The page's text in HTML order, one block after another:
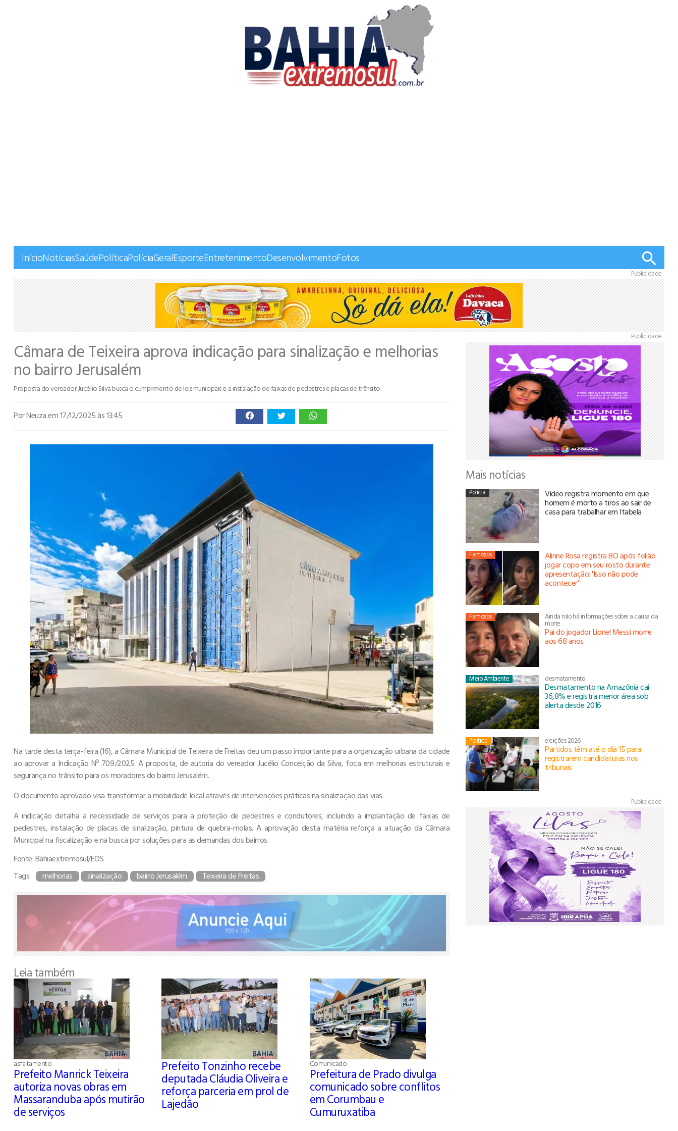
InícioNotíciasSaúdePolíticaPolíciaGeralEsporteEntretenimentoDesenvolvimentoFotos
Publicidade
Câmara de Teixeira aprova indicação para sinalização e melhorias
no bairro Jerusalém
Proposta do vereador Jucélio Silva busca o cumprimento de leis municipais e a instalação de faixas de pedestres e placas de trânsito.
Por Neuzaem 17/12/2025 às 13:45
Na tarde desta terça-feira (16), a Câmara Municipal de Teixeira de Freitas deu um passo importante para a organização urbana da cidade
ao aprovar a Indicação Nº 709/2025. A proposta, de autoria do vereador Jucélio Conceição da Silva, foca em melhorias estruturais e
segurança no trânsito para os moradores do bairro Jerusalém.
O documento aprovado visa transformar a mobilidade local através de intervenções práticas na sinalização das vias.
A indicação detalha a necessidade de serviços para a proteção de pedestres e condutores, incluindo a implantação de faixas de
pedestres, instalação de placas de sinalização, pintura de quebra-molas. A aprovação desta matéria reforça a atuação da Câmara
Municipal na fiscalização e na busca por soluções para as demandas dos bairros.
Fonte: Bahiaextremosul/EOS
Tags:
melhorias sinalização bairro Jerusalém Teixeira de Freitas
Leia também
asfaltamento
Prefeito Manrick Teixeira
autoriza novas obras em
Massaranduba após mutirão
de serviços
Prefeito Tonzinho recebe
deputada Cláudia Oliveira e
reforça parceria em prol de
Lajedão
Comunicado
Prefeitura de Prado divulga
comunicado sobre conflitos
em Corumbau e
Cumuruxatiba
Publicidade
Mais notícias
Polícia Vídeo registra momento em que
homem é morto a tiros ao sair de
casa para trabalhar em Itabela
Famosos Alinne Rosa registra BO após folião
jogar copo em seu rosto durante
apresentação: 'Isso não pode
acontecer'
Famosos Ainda não há informações sobre a causa da
morte
Pai do jogador Lionel Messi morre
aos 68 anos
Meio Ambiente desmatamento
Desmatamento na Amazônia cai
36,8% e registra menor área sob
alerta desde 2016
Política eleições 2026
Partidos têm até o dia 15 para
registrarem candidaturas nos
tribunais
Publicidade